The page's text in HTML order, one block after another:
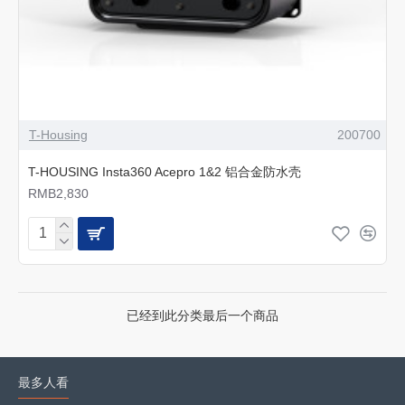
T-Housing 200700
T-HOUSING Insta360 Acepro 1&2 铝合金防水壳
RMB2,830
已经到此分类最后一个商品
最多人看